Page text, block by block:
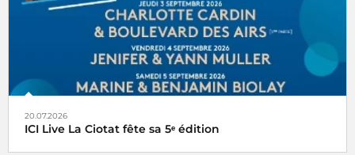
20.07.2026
ICI Live La Ciotat fête sa 5ᵉ édition